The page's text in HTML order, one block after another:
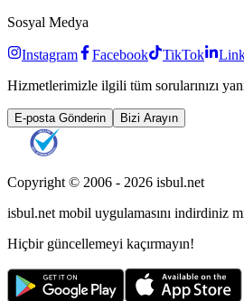
Sosyal Medya
Instagram Facebook TikTok
Hizmetlerimizle ilgili tüm sorularınızı
E-posta Gönderin Bizi Arayın
Copyright © 2006 - 2026 isbul.net
isbul.net mobil uygulamasını indirdiniz
Hiçbir güncellemeyi kaçırmayın!